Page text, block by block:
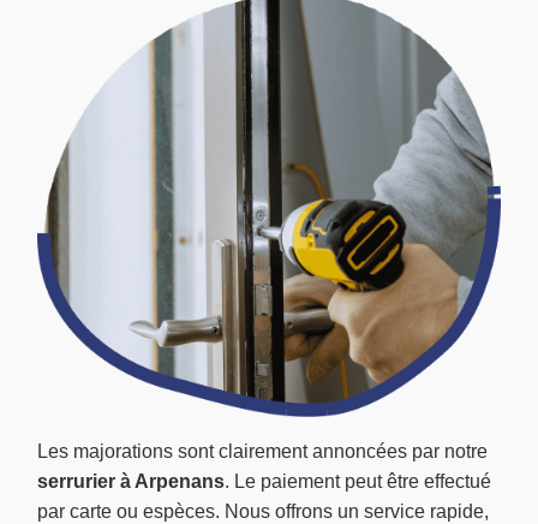
Les majorations sont clairement annoncées par notre
serrurier à Arpenans. Le paiement peut être effectué
par carte ou espèces. Nous offrons un service rapide,